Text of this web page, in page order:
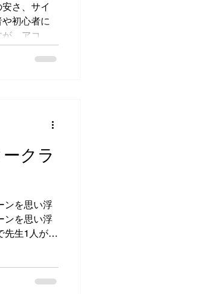
さ、サイ
初心者に
、アコー
とも事実
クラ
ンを思い浮
ンを思い浮
先生1人が熱